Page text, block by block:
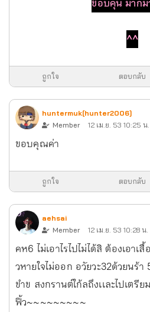
ขอบคุน มากม
^^
ถูกใจ ตอบกลับ
huntermuk[hunter2006]
Member
12 เม.ย. 53 10:25 น.
ขอบคุณค่า
ถูกใจ ตอบกลับ
aehsai
Member
12 เม.ย. 53 10:28 น.
คห6 ไม่เอาไรไปไม่ได้สิ ต้องเอาเ
วหายใจไม่ออก อวัยวะ32ด้วยนร้
ขำข สงกรานต์ใก้ลถึงเเละไปเตรี
ฟิ้ว~~~~~~~~~